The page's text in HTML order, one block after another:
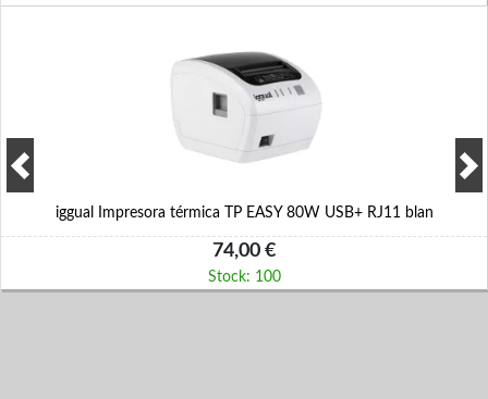
iggual Impresora térmica TP EASY 80W USB+ RJ11 blan
74,00 €
Stock: 100